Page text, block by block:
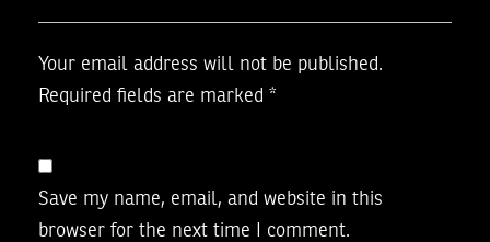
Your email address will not be published.
Required fields are marked *
Save my name, email, and website in this
browser for the next time I comment.